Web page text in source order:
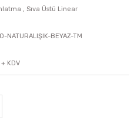
, Sıva Üstü Linear
NATURALIŞIK-BEYAZ-TM
KDV